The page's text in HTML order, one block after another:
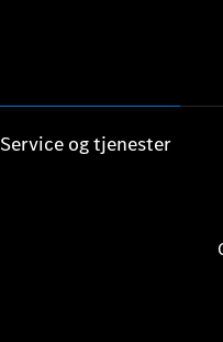
Service og tjenester